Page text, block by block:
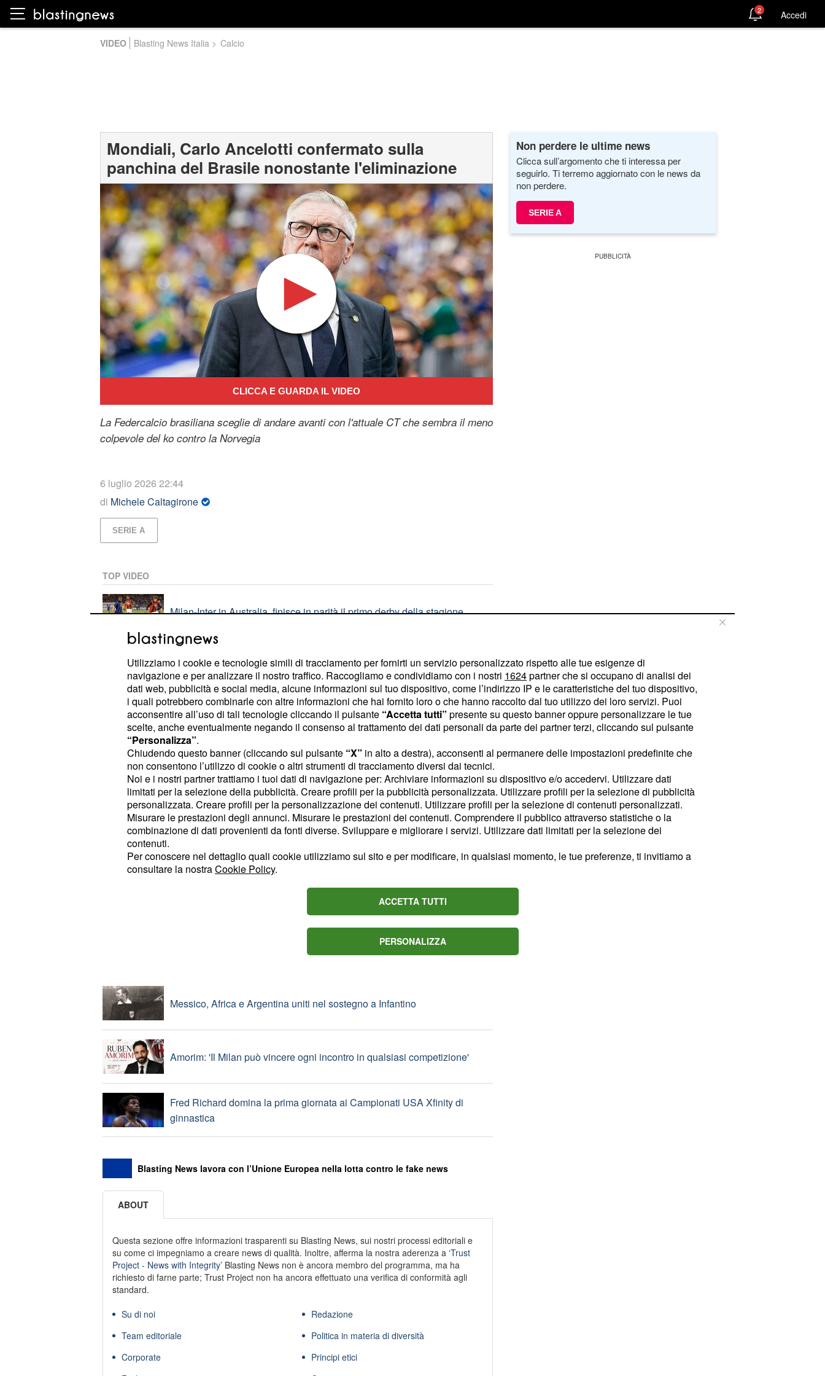
VIDEO Blasting News Italia > Calcio
Mondiali, Carlo Ancelotti confermato sulla
panchina del Brasile nonostante l'eliminazione
CLICCA E GUARDA IL VIDEO
La Federcalcio brasiliana sceglie di andare avanti con l'attuale CT che sembra il meno
colpevole del ko contro la Norvegia
6 luglio 2026 22:44
di Michele Caltagirone
SERIE A
TOP VIDEO
Milan-Inter in Australia, finisce in parità il primo derby della stagione
Eurogol di Zhegrova, la Juve batte il Chelsea
PLAYLIST
Gonzalez all'Inter e Frattesi alla Juve ma l'operazione non convince i tifosi
nerazzurri
Inter: presentato Stones, passi avanti anche per Romero
Addio a Franco Baresi, ci lascia 'il capitano' rossonero
Roma: presentato Santiago Castro, in arrivo Koulierakis per la difesa
Messico, Africa e Argentina uniti nel sostegno a Infantino
Amorim: 'Il Milan può vincere ogni incontro in qualsiasi competizione'
Fred Richard domina la prima giornata ai Campionati USA Xfinity di
ginnastica
Blasting News lavora con l’Unione Europea nella lotta contro le fake news
ABOUT
Questa sezione offre informazioni trasparenti su Blasting News, sui nostri processi editoriali e
su come ci impegniamo a creare news di qualità. Inoltre, afferma la nostra aderenza a ‘Trust
Project - News with Integrity’Blasting News non è ancora membro del programma, ma ha
richiesto di farne parte; Trust Project non ha ancora effettuato una verifica di conformità agli
standard.
Su di noi
Team editoriale
Corporate
Redazione
Politica in materia di diversità
Principi etici
Non perdere le ultime news
Clicca sull’argomento che ti interessa per
seguirlo. Ti terremo aggiornato con le news da
non perdere.
SERIE A
2 Accedi
Utilizziamo i cookie e tecnologie simili di tracciamento per fornirti un servizio personalizzato rispetto alle tue esigenze di
navigazione e per analizzare il nostro traffico. Raccogliamo e condividiamo con i nostri 1624partner che si occupano di analisi dei
dati web, pubblicità e social media, alcune informazioni sul tuo dispositivo, come l’indirizzo IP e le caratteristiche del tuo dispositivo,
i quali potrebbero combinarle con altre informazioni che hai fornito loro o che hanno raccolto dal tuo utilizzo dei loro servizi. Puoi
acconsentire all’uso di tali tecnologie cliccando il pulsante “Accetta tutti” presente su questo banner oppure personalizzare le tue
scelte, anche eventualmente negando il consenso al trattamento dei dati personali da parte dei partner terzi, cliccando sul pulsante
“Personalizza”.
Chiudendo questo banner (cliccando sul pulsante “X” in alto a destra), acconsenti al permanere delle impostazioni predefinite che
non consentono l’utilizzo di cookie o altri strumenti di tracciamento diversi dai tecnici.
Noi e i nostri partner trattiamo i tuoi dati di navigazione per: Archiviare informazioni su dispositivo e/o accedervi. Utilizzare dati
limitati per la selezione della pubblicità. Creare profili per la pubblicità personalizzata. Utilizzare profili per la selezione di pubblicità
personalizzata. Creare profili per la personalizzazione dei contenuti. Utilizzare profili per la selezione di contenuti personalizzati.
Misurare le prestazioni degli annunci. Misurare le prestazioni dei contenuti. Comprendere il pubblico attraverso statistiche o la
combinazione di dati provenienti da fonti diverse. Sviluppare e migliorare i servizi. Utilizzare dati limitati per la selezione dei
contenuti.
Per conoscere nel dettaglio quali cookie utilizziamo sul sito e per modificare, in qualsiasi momento, le tue preferenze, ti invitiamo a
consultare la nostraCookie Policy.
ACCETTA TUTTI
PERSONALIZZA